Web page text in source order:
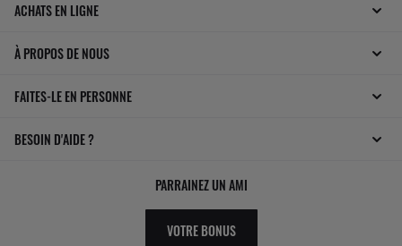
ACHATS EN LIGNE
À PROPOS DE NOUS
FAITES-LE EN PERSONNE
BESOIN D'AIDE ?
PARRAINEZ UN AMI
VOTRE BONUS